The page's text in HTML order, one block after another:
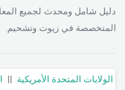
دليل شامل ومحدث لجميع
المتخصصة في زيوت وتشحيم.
الولايات المتحدة الأمريكية ||